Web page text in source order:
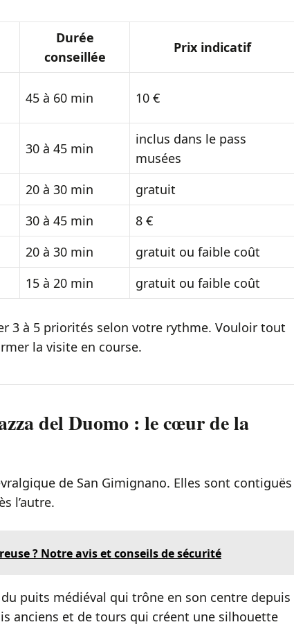
Durée
conseillée
Prix indicatif
45 à 60 min 10 €
30 à 45 min
inclus dans le pass
musées
20 à 30 min
gratuit
30 à 45 min
8 €
20 à 30 min
gratuit ou faible coût
15 à 20 min gratuit ou faible coût
3 à 5 priorités selon votre rythme. Vouloir tout
la visite en course.
del Duomo : le cœur de la
de San Gimignano. Elles sont contiguës
l’autre.
? Notre avis et conseils de sécurité
puits médiéval qui trône en son centre depuis
anciens et de tours qui créent une silhouette